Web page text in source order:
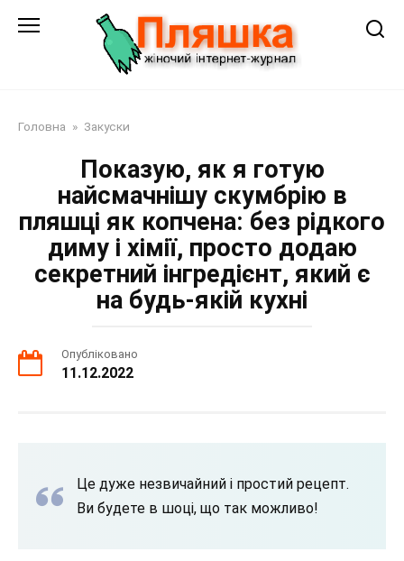
Головна » Закуски
Показую, як я готую
найсмачнішу скумбрію в
пляшці як копчена: без рідкого
диму і хімії, просто додаю
секретний інгредієнт, який є
на будь-якій кухні
Опубліковано
11.12.2022
Це дуже незвичайний і простий рецепт.
Ви будете в шоці, що так можливо!